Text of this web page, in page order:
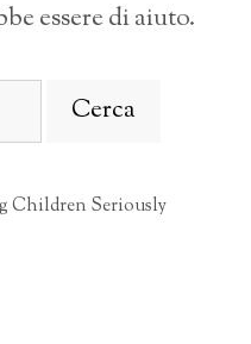
essere di aiuto.
Children Seriously